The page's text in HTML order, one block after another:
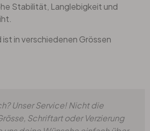
Stabilität, Langlebigkeit und
ist in verschiedenen Grössen
Unser Service! Nicht die
Schriftart oder Verzierung